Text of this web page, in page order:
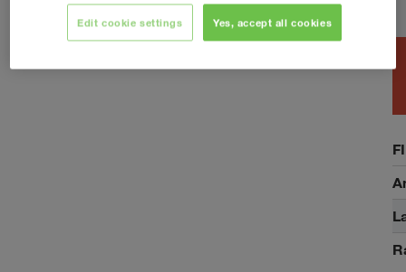
Yes, accept all cookies
Edit cookie settings